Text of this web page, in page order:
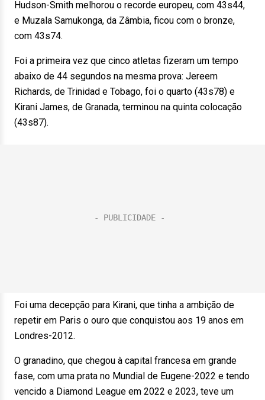
Hudson-Smith melhorou o recorde europeu, com 43s44,
e Muzala Samukonga, da Zâmbia, ficou com o bronze,
com 43s74.
Foi a primeira vez que cinco atletas fizeram um tempo
abaixo de 44 segundos na mesma prova: Jereem
Richards, de Trinidad e Tobago, foi o quarto (43s78) e
Kirani James, de Granada, terminou na quinta colocação
(43s87).
Foi uma decepção para Kirani, que tinha a ambição de
repetir em Paris o ouro que conquistou aos 19 anos em
Londres-2012.
O granadino, que chegou à capital francesa em grande
fase, com uma prata no Mundial de Eugene-2022 e tendo
vencido a Diamond League em 2022 e 2023, teve um